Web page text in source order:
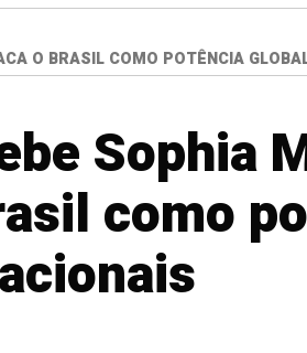
O BRASIL COMO POTÊNCIA
Sophia
como